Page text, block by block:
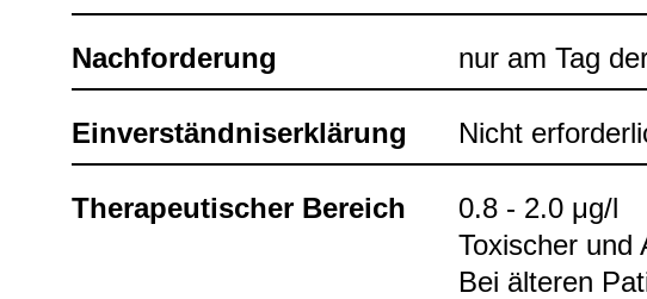
Nach­for­de­rung nur am Tag
Ein­ver­ständ­nis­er­klä­rung Nicht
The­ra­peu­ti­scher Bereich
0.8 - 2.0 μg/l
Toxi­scher und
Bei älte­ren